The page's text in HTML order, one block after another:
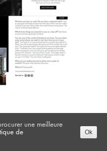
DE PROJETS
une meilleure
de Ok